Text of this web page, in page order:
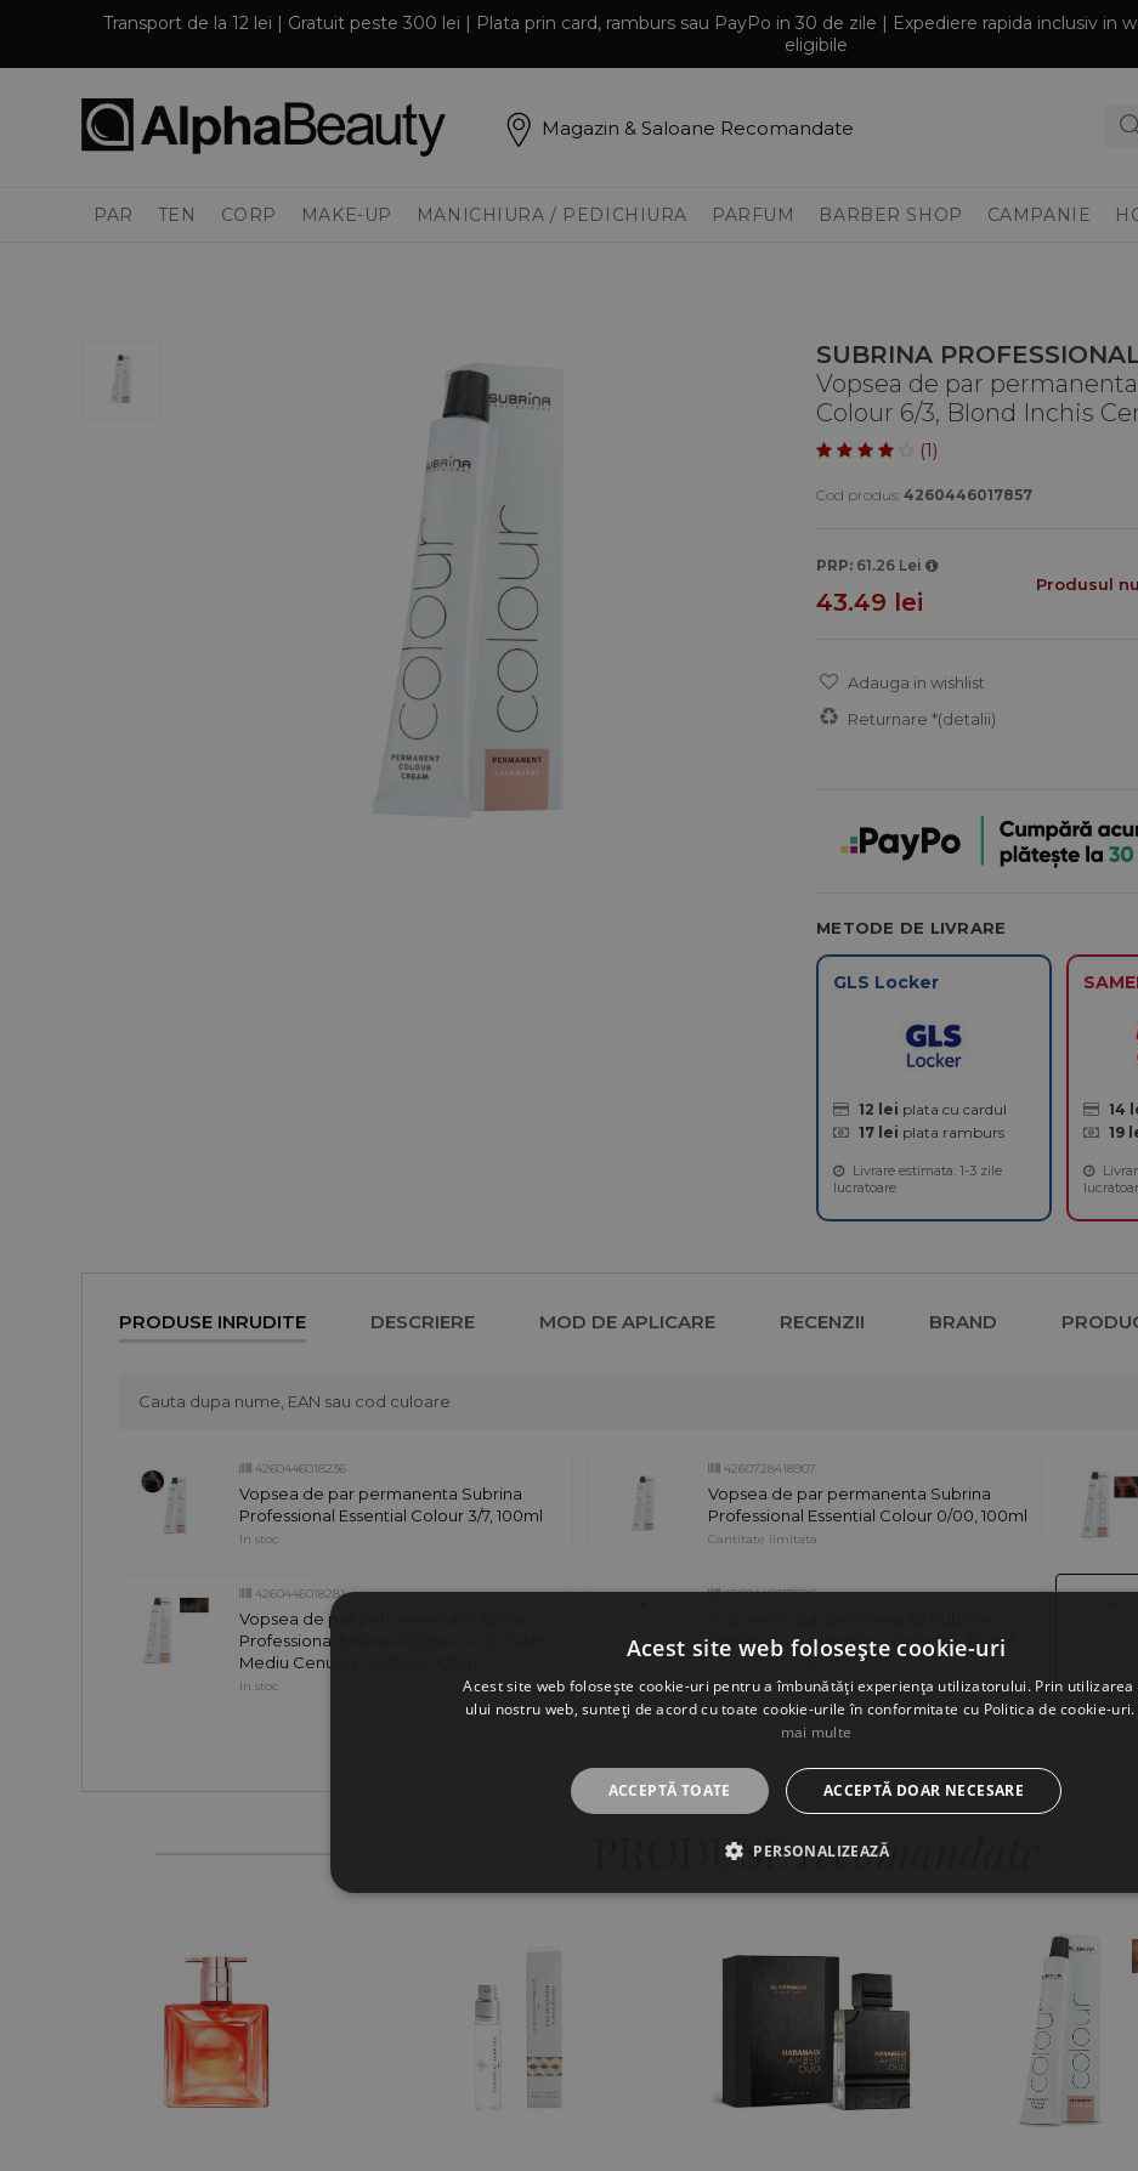
Transport de la 12 lei | Gratuit peste 300 lei | Plata prin card, ramburs sau PayPo in 30 de zile | Expediere rapida inclusiv in
eligibile
Magazin & Saloane Recomandate
PAR TEN CORP MAKE-UP MANICHIURA / PEDICHIURA PARFUM BARBER SHOP CAMPANIE
SUBRINA
Vopsea de par
Colour 6/3, Blond Inchis
(1)
Cod produs: 4260446017857
PRP: 61.26 Lei
43.49 lei
Produsul
Adauga in wishlist
Returnare *(detalii)
METODE DE LIVRARE
GLS Locker
12 lei plata cu cardul
17 lei plata ramburs
Livrare estimata: 1-3 zile
lucratoare
14
19
PRODUSE INRUDITE DESCRIERE MOD DE APLICARE RECENZII BRAND
4260446018236
Vopsea de par permanenta Subrina
Professional Essential Colour 3/7, 100ml
In stoc
4260728418907
Vopsea de par permanenta Subrina
Professional Essential Colour 0/00, 100ml
Cantitate limitata
4260446018281
Vopsea de par permanenta Subrina
Professional Essential Colour 4/71, Saten
Mediu Cenusiu Castaniu, 100ml
In stoc
4260446017826
Professional Essential Colour 9/3, 100ml
PRODUSErecomandate
Acest site web folosește cookie-uri
Acest site web folosește cookie-uri pentru a îmbunătăți experiența utilizatorului. Prin utilizarea
ului nostru web, sunteți de acord cu toate cookie-urile în conformitate cu Politica de cookie-uri.
mai multe
ACCEPTĂ TOATE ACCEPTĂ DOAR NECESARE
PERSONALIZEAZĂ